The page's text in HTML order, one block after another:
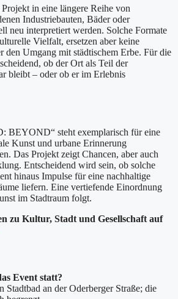
in eine längere Reihe von
Industriebauten, Bäder oder
neu interpretiert werden. Solche Formate
Vielfalt, ersetzen aber keine
den Umgang mit städtischem Erbe. Für die
ob der Ort als Teil der
bleibt – oder ob er im Erlebnis
BEYOND“ steht exemplarisch für eine
Kunst und urbane Erinnerung
Das Projekt zeigt Chancen, aber auch
Entscheidend wird sein, ob solche
hinaus Impulse für eine nachhaltige
liefern. Eine vertiefende Einordnung
im Stadtraum folgt.
zu Kultur, Stadt und Gesellschaft auf
Event statt?
Stadtbad an der Oderberger Straße; die